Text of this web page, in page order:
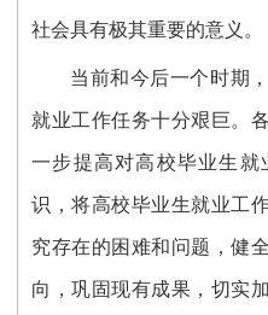
社会具有极其重要的意义。
当前和今后一个时期
就业工作任务十分艰巨。
一步提高对高校毕业生就
识，将高校毕业生就业工
究存在的困难和问题，健
向，巩固现有成果，切实